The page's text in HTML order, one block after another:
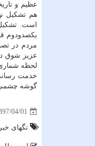
عظیم و
هم تشكیل
است.
مردم در
عزیز شوق
لحظه
خدمت
گوشه چشمی
04/01
تگهای